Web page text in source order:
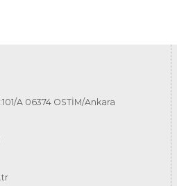
A 06374 OSTİM/Ankara